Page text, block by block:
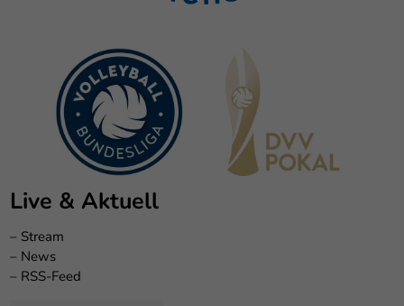
Live & Aktuell
– Stream
– News
– RSS-Feed